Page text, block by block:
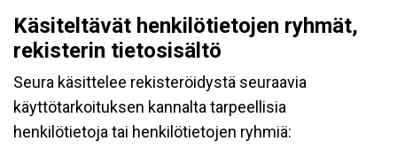
Käsiteltävät henkilötietojen ryhmät,
rekisterin tietosisältö
Seura käsittelee rekisteröidystä seuraavia
käyttötarkoituksen kannalta tarpeellisia
henkilötietoja tai henkilötietojen ryhmiä: